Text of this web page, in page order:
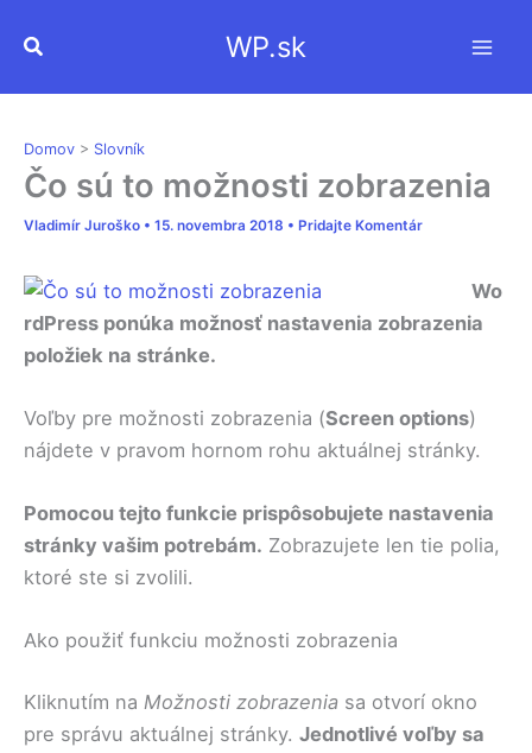
Hľadať WP.sk
Domov > Slovník
Čo sú to možnosti zobrazenia
Vladimír Juroško • 15. novembra 2018 • Pridajte Komentár
Wo
rdPress ponúka možnosť nastavenia zobrazenia
položiek na stránke.
Voľby pre možnosti zobrazenia (Screen options)
nájdete v pravom hornom rohu aktuálnej stránky.
Pomocou tejto funkcie prispôsobujete nastavenia
stránky vašim potrebám. Zobrazujete len tie polia,
ktoré ste si zvolili.
Ako použiť funkciu možnosti zobrazenia
Kliknutím na Možnosti zobrazenia sa otvorí okno
pre správu aktuálnej stránky. Jednotlivé voľby sa